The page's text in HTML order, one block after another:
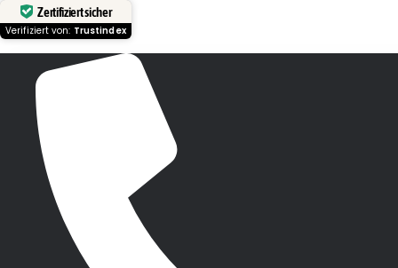
Zertifiziert sicher
Verifiziert von: Trustindex